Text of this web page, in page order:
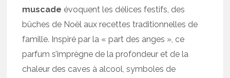
muscade évoquent les délices festifs, des
bûches de Noël aux recettes traditionnelles de
famille. Inspiré par la « part des anges », ce
parfum s’imprègne de la profondeur et de la
chaleur des caves à alcool, symboles de